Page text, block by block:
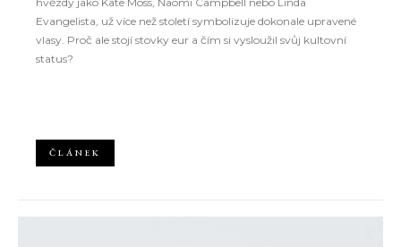
Evangelista, už více než století symbolizuje dokonale upravené
vlasy. Proč ale stojí stovky eur a čím si vysloužil svůj kultovní
status?
ČLÁNEK